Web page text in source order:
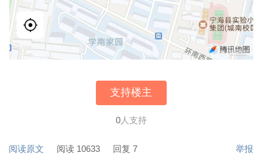
支持楼主
0人支持
阅读原文 阅读 10633 回复 7 举报